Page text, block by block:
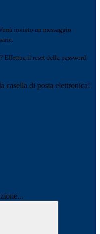
inviato un messaggio
Effettua il reset della password
casella di posta elettronica!